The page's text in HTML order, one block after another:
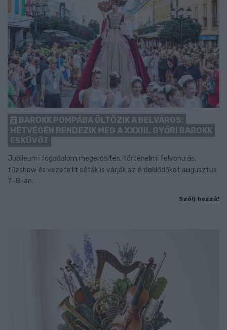
BAROKK POMPÁBA ÖLTÖZIK A BELVÁROS:
HÉTVÉGÉN RENDEZIK MEG A XXXIII. GYŐRI BAROKK
ESKÜVŐT
Jubileumi fogadalom megerősítés, történelmi felvonulás,
tűzshow és vezetett séták is várják az érdeklődőket augusztus
7–8-án.
Szólj hozzá!